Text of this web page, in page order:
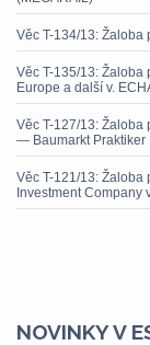
Věc T-134/13:
Věc T-135/13:
Europe a další v.
Věc T-127/13: Žaloba
— Baumarkt Praktiker
Věc T-121/13:
Investment Company
NOVINKY V